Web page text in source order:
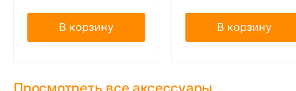
В корзину В корзину
Просмотреть все аксессуары...